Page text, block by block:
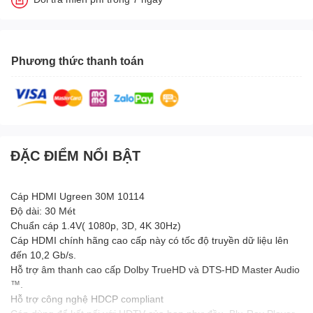
Phương thức thanh toán
ĐẶC ĐIỂM NỔI BẬT
Cáp HDMI Ugreen 30M 10114
Độ dài: 30 Mét
Chuẩn cáp 1.4V( 1080p, 3D, 4K 30Hz)
Cáp HDMI chính hãng cao cấp này có tốc độ truyền dữ liệu lên
đến 10,2 Gb/s.
Hỗ trợ âm thanh cao cấp Dolby TrueHD và DTS-HD Master Audio
™.
Hỗ trợ công nghệ HDCP compliant